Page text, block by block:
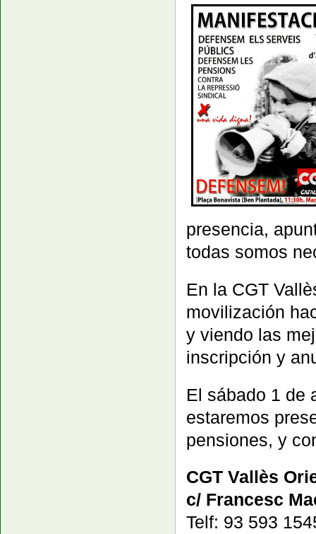
presencia,
todas somos
En la CGT
movilización
y viendo las
inscripción y
El sábado 1 de
estaremos
pensiones, y
CGT Vallès
c/ Francesc
Telf: 93 593